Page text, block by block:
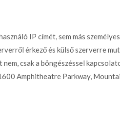
IP címét, sem más
érkező és külső szerverre
csak a böngészéssel
Amphitheatre Parkway,